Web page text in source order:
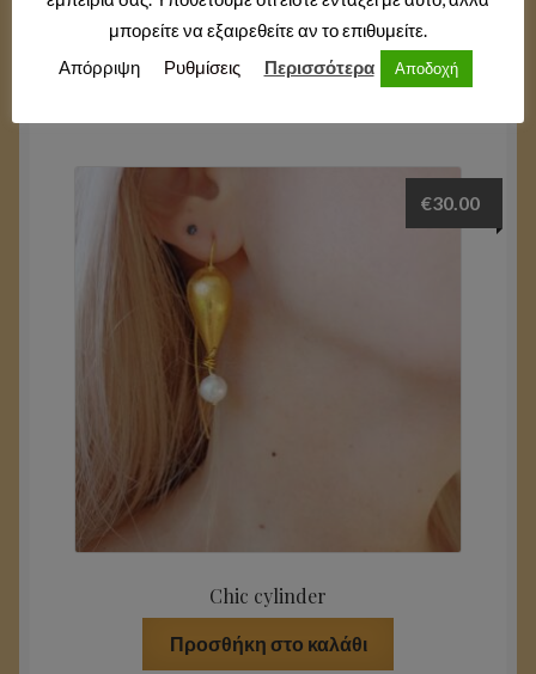
Pearls with circles
Chic cylinder
€30.00
Προσθήκη στο καλάθι
μπορείτε να εξαιρεθείτε αν το επιθυμείτε.
Απόρριψη
Ρυθμίσεις Περισσότερα Αποδοχή